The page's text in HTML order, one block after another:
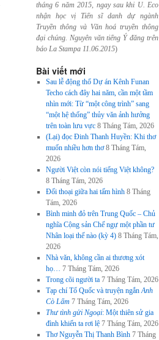
tháng 6 năm 2015, ngay sau khi U. Eco
nhận học vị Tiến sĩ danh dự ngành
Truyền thông và Văn hoá truyền thông
đại chúng. Nguyên văn tiếng Ý đăng trên
báo La Stampa 11.06.2015)
Bài viết mới
Sau lễ động thổ Dự án Kênh Funan
Techo cách đây hai năm, cần một tầm
nhìn mới: Từ “một công trình” sang
“một hệ thống” thủy văn ảnh hưởng
trên toàn lưu vực 8 Tháng Tám, 2026
(Lại) đọc Đinh Thanh Huyền: Khi thơ
muốn nhiều hơn thơ 8 Tháng Tám,
2026
Người Việt còn nói tiếng Việt không?
8 Tháng Tám, 2026
Đối thoại giữa hai tấm hình 8 Tháng
Tám, 2026
Bình minh đỏ trên Trung Quốc – Chủ
nghĩa Cộng sản Chế ngự một phần tư
Nhân loại thế nào (kỳ 4) 8 Tháng Tám,
2026
Nhà văn, không cần ai thương xót
họ… 7 Tháng Tám, 2026
Trong cõi người ta 7 Tháng Tám, 2026
Tạp chí Tổ Quốc và truyện ngắnAnh
Cò Lấm 7 Tháng Tám, 2026
Thư tình gửi Ngoại: Một thiên sử gia
đình khiến ta rơi lệ 7 Tháng Tám, 2026
Thơ Nguyễn Thị Thanh Bình 7 Tháng